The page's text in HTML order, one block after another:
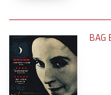
BAG